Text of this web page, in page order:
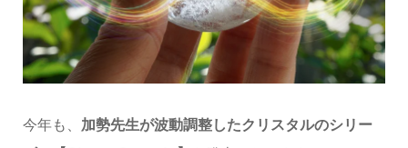
今年も、 加勢先生が波動調整したクリスタルのシリー